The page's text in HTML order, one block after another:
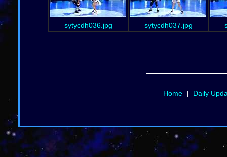
sytycdh036.jpg sytycdh037.jpg
Home| Daily